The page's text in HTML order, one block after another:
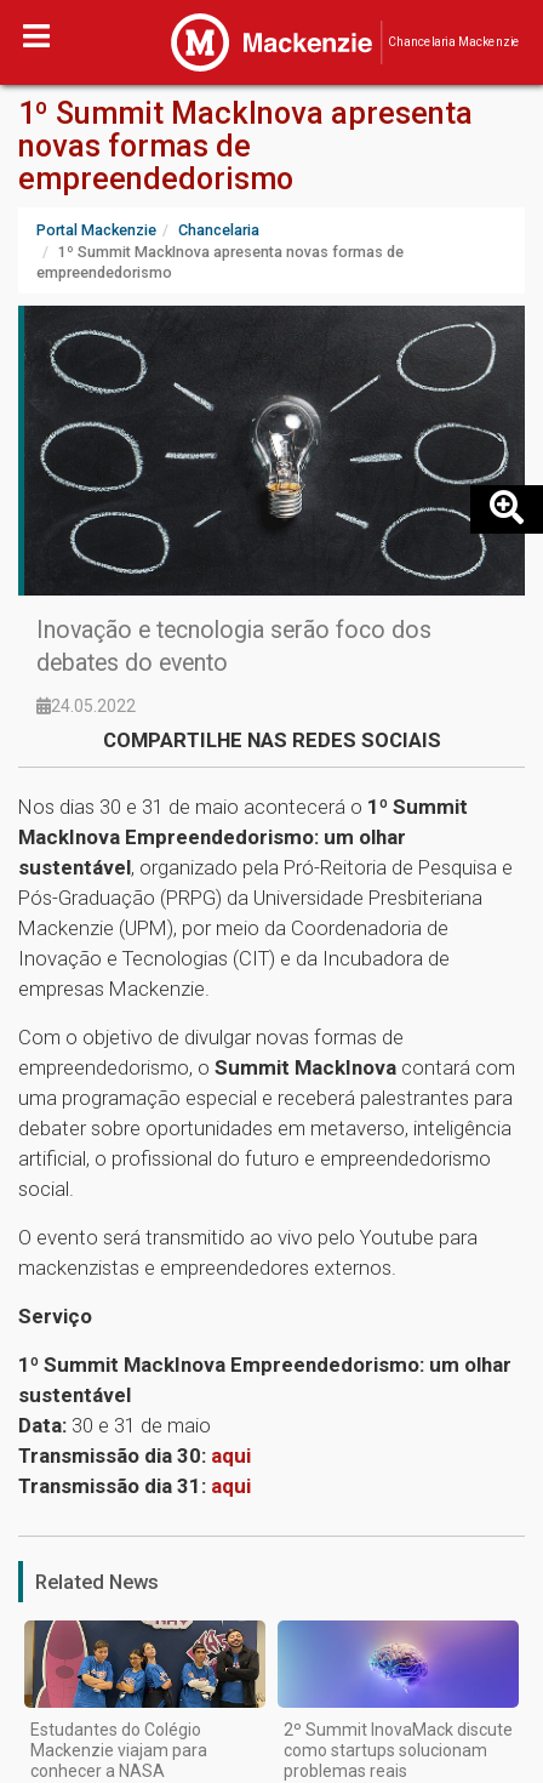
Chancelaria Mackenzie
1º Summit MackInova apresenta
novas formas de
empreendedorismo
Portal Mackenzie
Chancelaria
1º Summit MackInova apresenta novas formas de
empreendedorismo
Inovação e tecnologia serão foco dos
debates do evento
24.05.2022
COMPARTILHE NAS REDES SOCIAIS
Nos dias 30 e 31 de maio acontecerá o 1º Summit
MackInova Empreendedorismo: um olhar
sustentável, organizado pela Pró-Reitoria de Pesquisa e
Pós-Graduação (PRPG) da Universidade Presbiteriana
Mackenzie (UPM), por meio da Coordenadoria de
Inovação e Tecnologias (CIT) e da Incubadora de
empresas Mackenzie.
Com o objetivo de divulgar novas formas de
empreendedorismo, o Summit MackInova contará com
uma programação especial e receberá palestrantes para
debater sobre oportunidades em metaverso, inteligência
artificial, o profissional do futuro e empreendedorismo
social.
O evento será transmitido ao vivo pelo Youtube para
mackenzistas e empreendedores externos.
Serviço
1º Summit MackInova Empreendedorismo: um olhar
sustentável
Data: 30 e 31 de maio
Transmissão dia 30: aqui
Transmissão dia 31: aqui
Related News
Estudantes do Colégio
Mackenzie viajam para
conhecer a NASA
2º Summit InovaMack discute
como startups solucionam
problemas reais